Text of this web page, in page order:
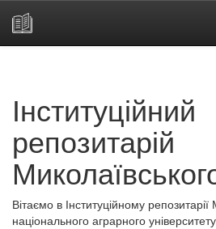
Інституційний
репозитарій
Вітаємо в Інституційному репозитарії
національного аграрного